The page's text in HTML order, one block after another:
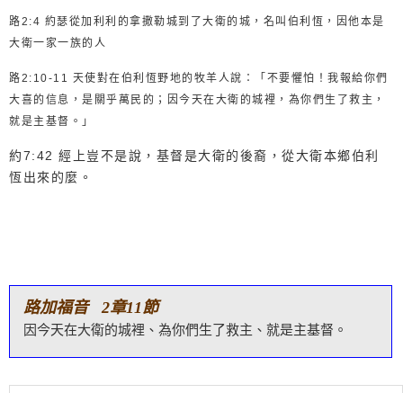
路2:4 約瑟從加利利的拿撒勒城到了大衛的城，名叫伯利恆，因他本是
大衛一家一族的人
路2:10-11 天使對在伯利恆野地的牧羊人說：「不要懼怕！我報給你們
大喜的信息，是關乎萬民的； 因今天在大衛的城裡，為你們生了救主，
就是主基督。」
約7:42 經上豈不是說，基督是大衛的後裔，從大衛本鄉伯利
恆出來的麼。
路加福音 2章11節
因今天在大衛的城裡、為你們生了救主、就是主基督。